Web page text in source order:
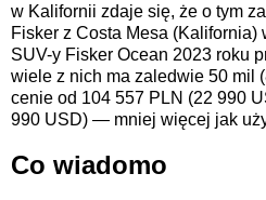
w Kalifornii zdaje się, że o tym
Fisker z Costa Mesa (Kalifornia)
SUV-y Fisker Ocean 2023 roku
wiele z nich ma zaledwie 50 mil
cenie od 104 557 PLN (22 990
990 USD) — mniej więcej jak
Co wiadomo